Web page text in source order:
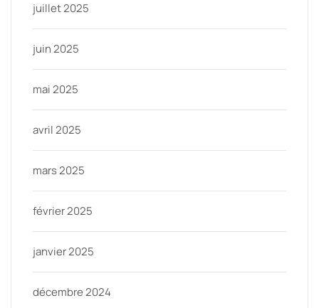
juillet 2025
juin 2025
mai 2025
avril 2025
mars 2025
février 2025
janvier 2025
décembre 2024